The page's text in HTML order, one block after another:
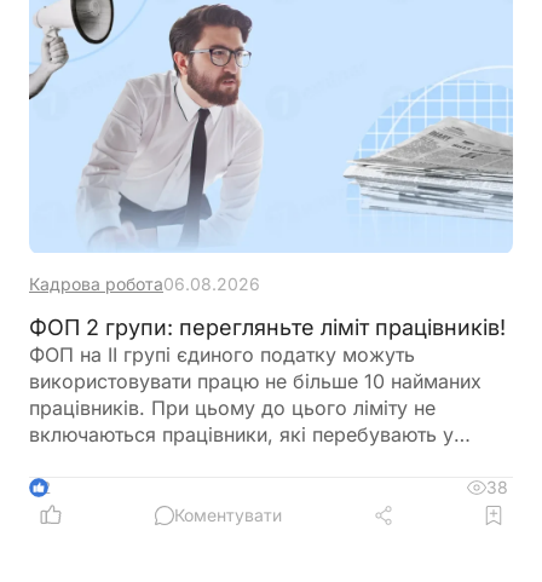
Кадрова робота06.08.2026
ФОП 2 групи: перегляньте ліміт працівників!
ФОП на ІІ групі єдиного податку можуть
використовувати працю не більше 10 найманих
працівників. При цьому до цього ліміту не
включаються працівники, які перебувають у
відпустці для догляду за дитиною. Перед
оформленням нового працівника варто
2
38
Коментувати